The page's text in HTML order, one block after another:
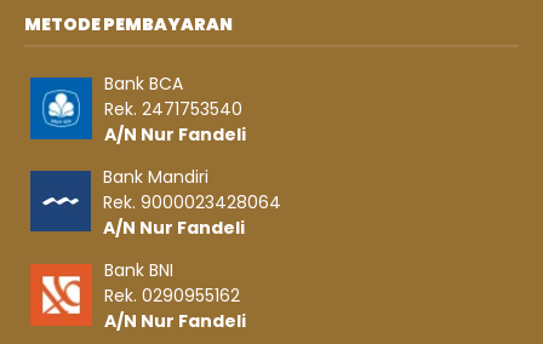
METODE PEMBAYARAN
Bank BCA
Rek. 2471753540
A/N Nur Fandeli
Bank Mandiri
Rek. 9000023428064
A/N Nur Fandeli
Bank BNI
Rek. 0290955162
A/N Nur Fandeli